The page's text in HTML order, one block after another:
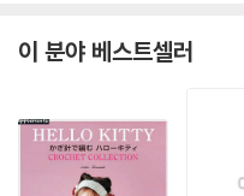
이 분야 베스트셀러